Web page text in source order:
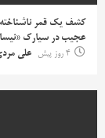
کشف یک قمر ناشناخته
عجیب در سیارک
4 روز پیش
علی